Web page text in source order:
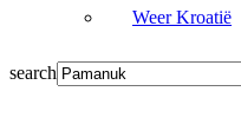
Weer Kroatië
search